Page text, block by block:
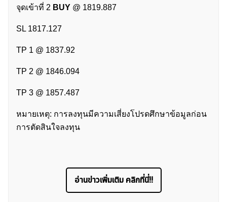
จุดเข้าที่ 2 BUY @ 1819.887
SL 1817.127
TP 1 @ 1837.92
TP 2 @ 1846.094
TP 3 @ 1857.487
หมายเหตุ: การลงทุนมีความเสี่ยงโปรดศึกษาข้อมูลก่อน
การตัดสินใจลงทุน
อ่านข่าวเพิ่มเติม คลิกที่นี่!!